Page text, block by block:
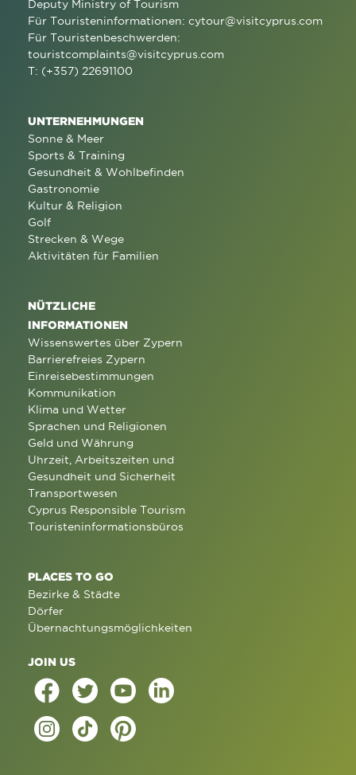
Deputy Ministry of Tourism
Für Touristeninformationen: cytour@visitcyprus.com
Für Touristenbeschwerden:
touristcomplaints@visitcyprus.com
T: (+357) 22691100
UNTERNEHMUNGEN
Sonne & Meer
Sports & Training
Gesundheit & Wohlbefinden
Gastronomie
Kultur & Religion
Golf
Strecken & Wege
Aktivitäten für Familien
NÜTZLICHE
INFORMATIONEN
Wissenswertes über Zypern
Barrierefreies Zypern
Einreisebestimmungen
Kommunikation
Klima und Wetter
Sprachen und Religionen
Geld und Währung
Uhrzeit, Arbeitszeiten und
Gesundheit und Sicherheit
Transportwesen
Cyprus Responsible Tourism
Touristeninformationsbüros
PLACES TO GO
Bezirke & Städte
Dörfer
Übernachtungsmöglichkeiten
JOIN US